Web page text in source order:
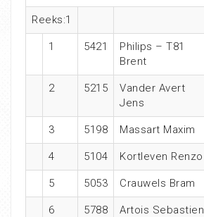
Reeks:1
1 5421
Philips – T81
Brent
2 5215
Vander Avert
Jens
3 5198 Massart Maxim
4 5104 Kortleven Renzo
5 5053 Crauwels Bram
6 5788 Artois Sebastien